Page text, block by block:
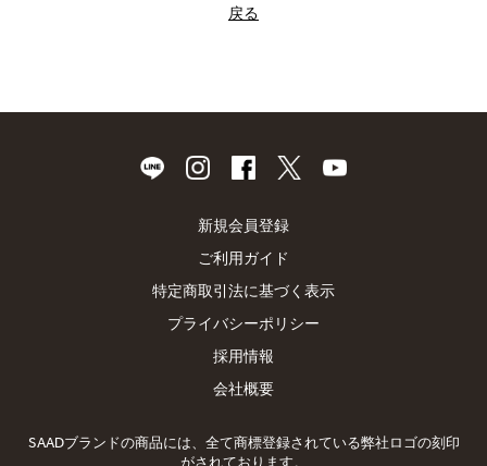
戻る
新規会員登録
ご利用ガイド
特定商取引法に基づく表示
プライバシーポリシー
採用情報
会社概要
SAADブランドの商品には、全て商標登録されている弊社ロゴの刻印
がされております。